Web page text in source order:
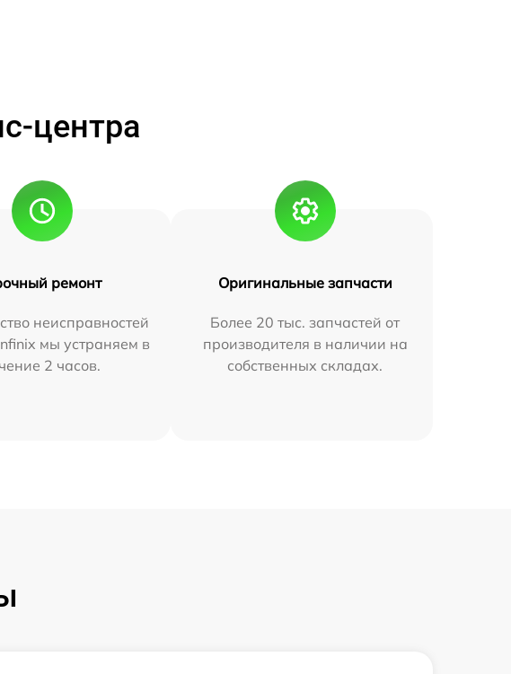
центра
ремонт
неисправностей
мы устраняем в
2 часов.
Оригинальные запчасти
Более 20 тыс. запчастей от
производителя в наличии на
собственных складах.